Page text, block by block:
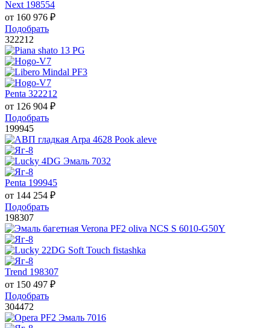
Next 198554
от 160 976 ₽
Подобрать
322212
Penta 322212
от 126 904 ₽
Подобрать
199945
Penta 199945
от 144 254 ₽
Подобрать
198307
Trend 198307
от 150 497 ₽
Подобрать
304472